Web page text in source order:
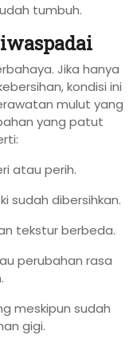
tumbuh.
Jika hanya
kondisi ini
mulut yang
yang patut
atau perih.
sudah dibersihkan.
tekstur berbeda.
perubahan rasa
meskipun sudah
gigi.